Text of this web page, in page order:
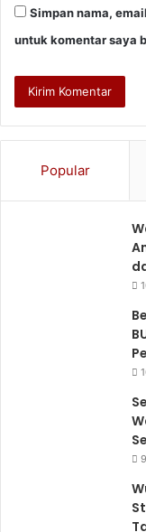
Simpan nama,
untuk komentar saya
Popular